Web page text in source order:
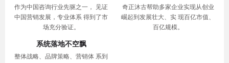
作为中国咨询行业先驱之一， 见证
中国营销发展，专业体系 得到了市
场充分验证。
奇正沐古帮助多家企业实现从创业
崛起到发展壮大、实 现百亿市值、
百亿规模。
系统落地不空飘
整体战略、品牌策略、营销体 系到